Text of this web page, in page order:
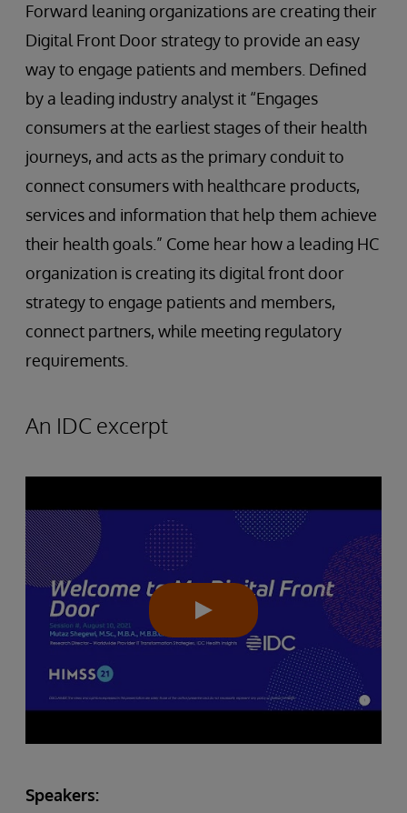
Forward leaning organizations are creating their
Digital Front Door strategy to provide an easy
way to engage patients and members. Defined
by a leading industry analyst it “Engages
consumers at the earliest stages of their health
journeys, and acts as the primary conduit to
connect consumers with healthcare products,
services and information that help them achieve
their health goals.” Come hear how a leading HC
organization is creating its digital front door
strategy to engage patients and members,
connect partners, while meeting regulatory
requirements.
An IDC excerpt
Speakers: